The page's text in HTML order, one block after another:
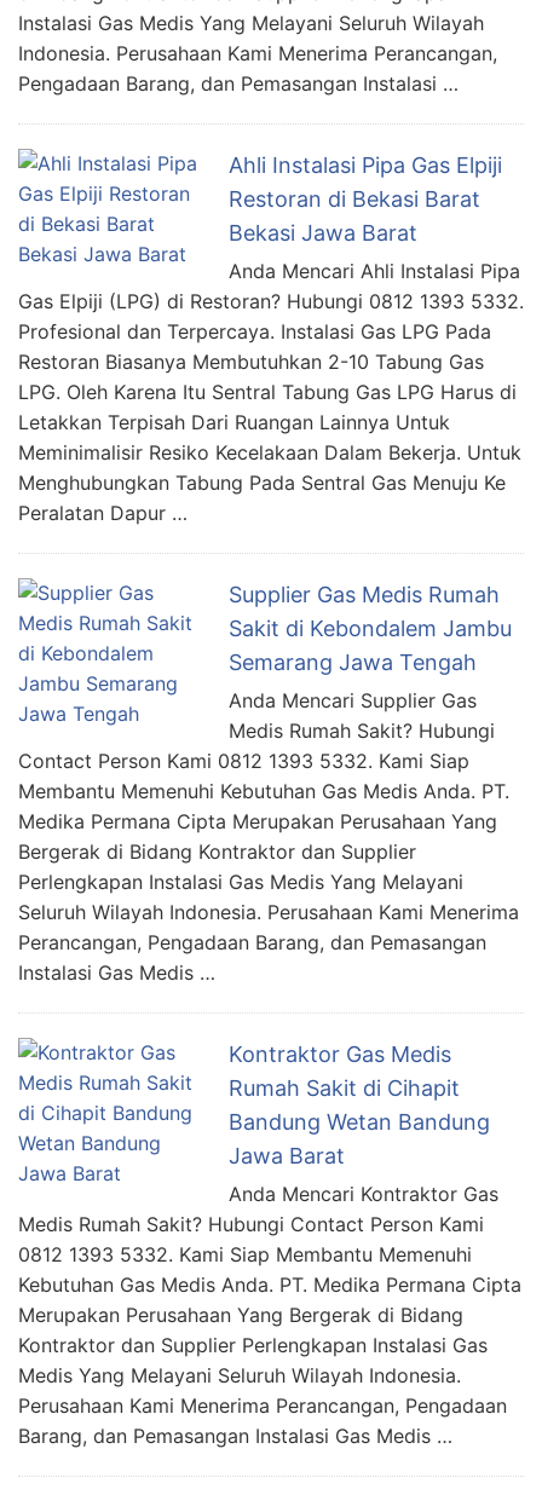
Instalasi Gas Medis Yang Melayani Seluruh Wilayah
Indonesia. Perusahaan Kami Menerima Perancangan,
Pengadaan Barang, dan Pemasangan Instalasi …
Ahli Instalasi Pipa Gas Elpiji
Restoran di Bekasi Barat
Bekasi Jawa Barat
Anda Mencari Ahli Instalasi Pipa
Gas Elpiji (LPG) di Restoran? Hubungi 0812 1393 5332.
Profesional dan Terpercaya. Instalasi Gas LPG Pada
Restoran Biasanya Membutuhkan 2-10 Tabung Gas
LPG. Oleh Karena Itu Sentral Tabung Gas LPG Harus di
Letakkan Terpisah Dari Ruangan Lainnya Untuk
Meminimalisir Resiko Kecelakaan Dalam Bekerja. Untuk
Menghubungkan Tabung Pada Sentral Gas Menuju Ke
Peralatan Dapur …
Supplier Gas Medis Rumah
Sakit di Kebondalem Jambu
Semarang Jawa Tengah
Anda Mencari Supplier Gas
Medis Rumah Sakit? Hubungi
Contact Person Kami 0812 1393 5332. Kami Siap
Membantu Memenuhi Kebutuhan Gas Medis Anda. PT.
Medika Permana Cipta Merupakan Perusahaan Yang
Bergerak di Bidang Kontraktor dan Supplier
Perlengkapan Instalasi Gas Medis Yang Melayani
Seluruh Wilayah Indonesia. Perusahaan Kami Menerima
Perancangan, Pengadaan Barang, dan Pemasangan
Instalasi Gas Medis …
Kontraktor Gas Medis
Rumah Sakit di Cihapit
Bandung Wetan Bandung
Jawa Barat
Anda Mencari Kontraktor Gas
Medis Rumah Sakit? Hubungi Contact Person Kami
0812 1393 5332. Kami Siap Membantu Memenuhi
Kebutuhan Gas Medis Anda. PT. Medika Permana Cipta
Merupakan Perusahaan Yang Bergerak di Bidang
Kontraktor dan Supplier Perlengkapan Instalasi Gas
Medis Yang Melayani Seluruh Wilayah Indonesia.
Perusahaan Kami Menerima Perancangan, Pengadaan
Barang, dan Pemasangan Instalasi Gas Medis …